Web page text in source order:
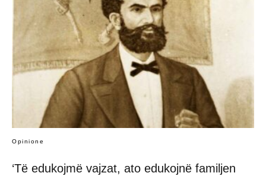
Opinione
‘Të edukojmë vajzat, ato edukojnë familjen